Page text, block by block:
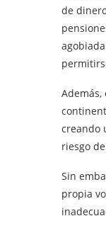
de
creando
riesgo
Sin
propia